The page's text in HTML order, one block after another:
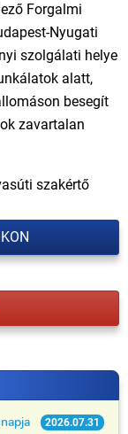
Forgalmi
Nyugati
szolgálati helye
alatt,
besegít
zavartalan
szakértő
2026.07.31